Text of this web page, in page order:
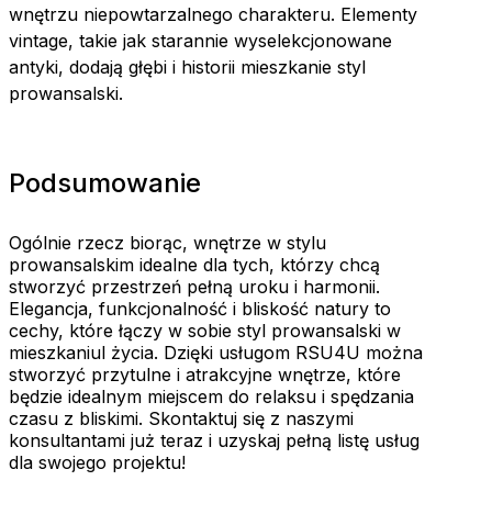
wnętrzu niepowtarzalnego charakteru. Elementy
vintage, takie jak starannie wyselekcjonowane
antyki, dodają głębi i historii mieszkanie styl
prowansalski.
Podsumowanie
Ogólnie rzecz biorąc, wnętrze w stylu
prowansalskim idealne dla tych, którzy chcą
stworzyć przestrzeń pełną uroku i harmonii.
Elegancja, funkcjonalność i bliskość natury to
cechy, które łączy w sobie styl prowansalski w
mieszkaniul życia. Dzięki usługom RSU4U można
stworzyć przytulne i atrakcyjne wnętrze, które
będzie idealnym miejscem do relaksu i spędzania
czasu z bliskimi. Skontaktuj się z naszymi
konsultantami już teraz i uzyskaj pełną listę usług
dla swojego projektu!